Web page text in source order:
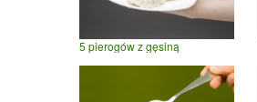
5 pierogów z gęsiną